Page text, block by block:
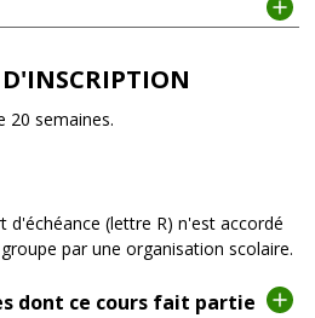
20 semaines.
d'échéance (lettre R) n'est accordé
par une organisation scolaire.
dont ce cours fait partie